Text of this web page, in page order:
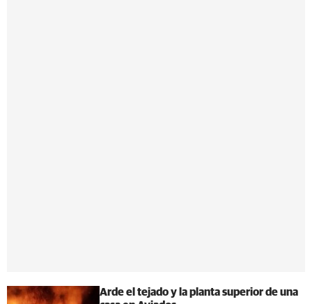
Arde el tejado y la planta superior de una